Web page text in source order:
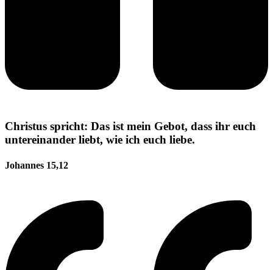
Christus spricht: Das ist mein Gebot, dass ihr euch
untereinander liebt, wie ich euch liebe.
Johannes 15,12